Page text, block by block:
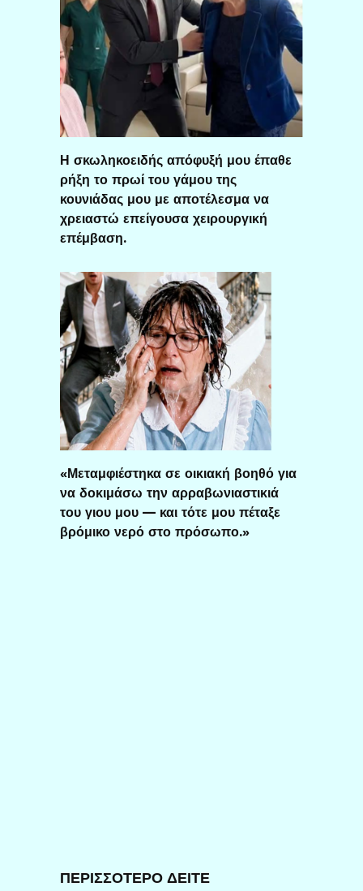
Η σκωληκοειδής απόφυξή μου έπαθε
ρήξη το πρωί του γάμου της
κουνιάδας μου με αποτέλεσμα να
χρειαστώ επείγουσα χειρουργική
επέμβαση.
«Μεταμφιέστηκα σε οικιακή βοηθό για
να δοκιμάσω την αρραβωνιαστικιά
του γιου μου — και τότε μου πέταξε
βρόμικο νερό στο πρόσωπο.»
ΠΕΡΙΣΣΟΤΕΡΟ ΔΕΙΤΕ